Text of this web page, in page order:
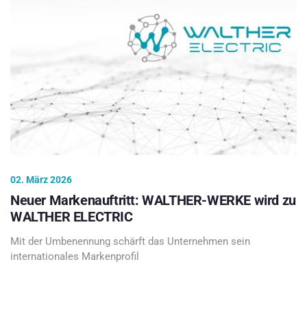
02. März 2026
Neuer Markenauftritt: WALTHER-WERKE wird zu
WALTHER ELECTRIC
Mit der Umbenennung schärft das Unternehmen sein
internationales Markenprofil